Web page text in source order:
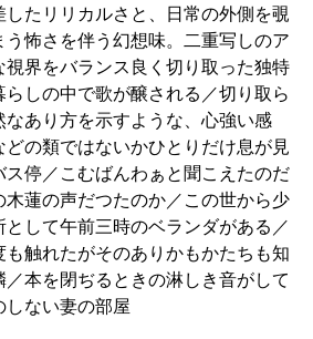
したリリカルさと、日常の外側を覗
う怖さを伴う幻想味。二重写しのア
視界をバランス良く切り取った独特
らしの中で歌が醸される／切り取ら
なあり方を示すような、心強い感
どの類ではないかひとりだけ息が見
ス停／こむばんわぁと聞こえたのだ
木蓮の声だつたのか／この世から少
として午前三時のベランダがある／
も触れたがそのありかもかたちも知
／本を閉ぢるときの淋しき音がして
しない妻の部屋